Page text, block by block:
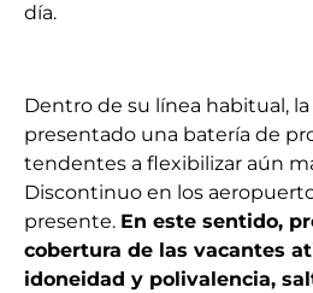
día.
Dentro de su línea habitual,
presentado una batería de
tendentes a flexibilizar aún
Discontinuo en los
presente. En este sentido,
cobertura de las vacantes
idoneidad y polivalencia,